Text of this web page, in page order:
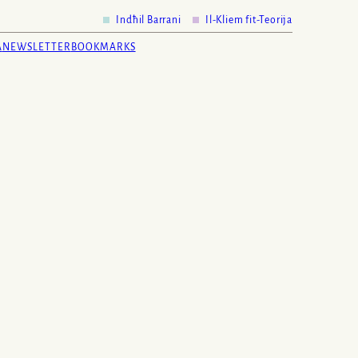
Indħil Barrani Il-Kliem fit-Teorija
NEWSLETTER BOOKMARKS